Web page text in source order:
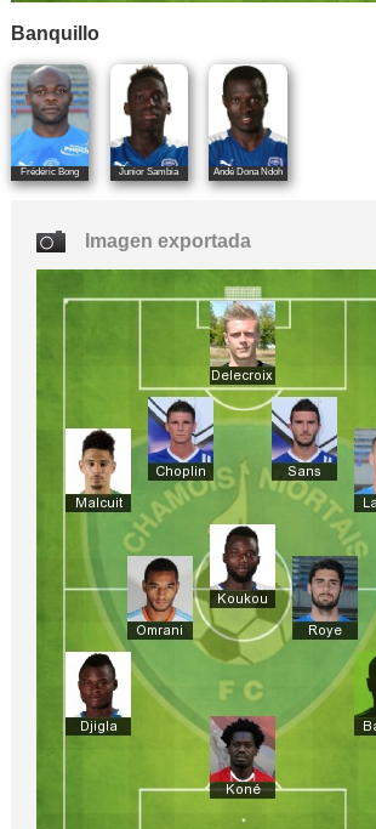
Banquillo
Frédéric Bong Junior Sambia Andé Dona Ndoh
Imagen exportada